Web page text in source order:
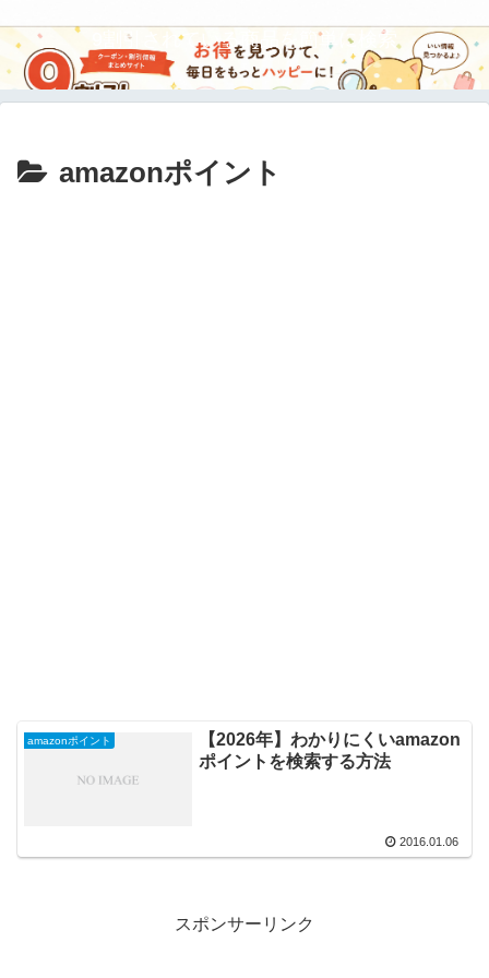
9割引されている商品を簡単に検索
amazonポイント
amazonポイント
【2026年】わかりにくいamazon
ポイントを検索する方法
2016.01.06
スポンサーリンク